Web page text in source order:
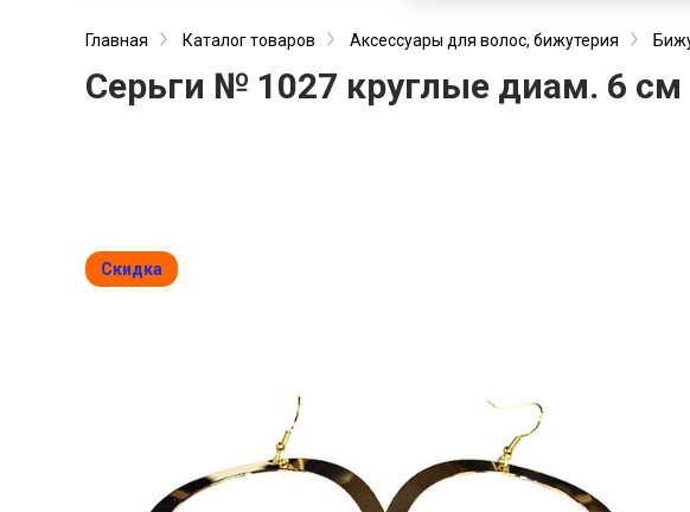
Главная Каталог товаров Аксессуары для волос, бижутерия
Серьги № 1027 круглые диам. 6 см
Скидка